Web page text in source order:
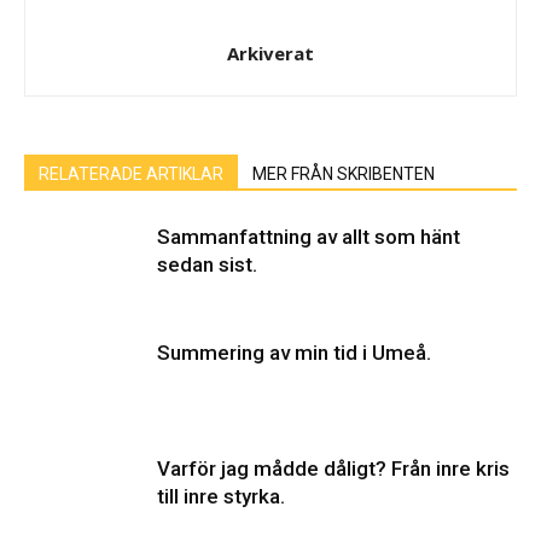
Arkiverat
RELATERADE ARTIKLAR MER FRÅN SKRIBENTEN
Sammanfattning av allt som hänt
sedan sist.
Summering av min tid i Umeå.
Varför jag mådde dåligt? Från inre kris
till inre styrka.